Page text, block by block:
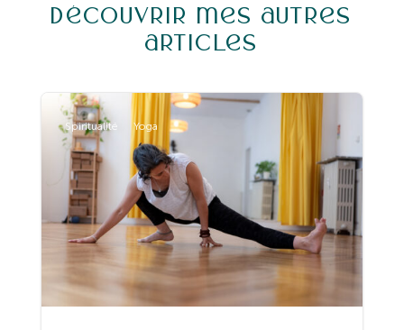
Découvrir mes autres
articles
Spiritualité Yoga